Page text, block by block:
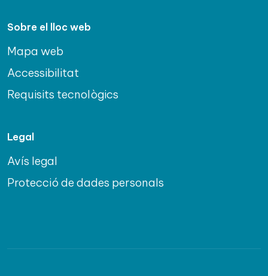
Sobre el lloc web
Mapa web
Accessibilitat
Requisits tecnològics
Legal
Avís legal
Protecció de dades personals